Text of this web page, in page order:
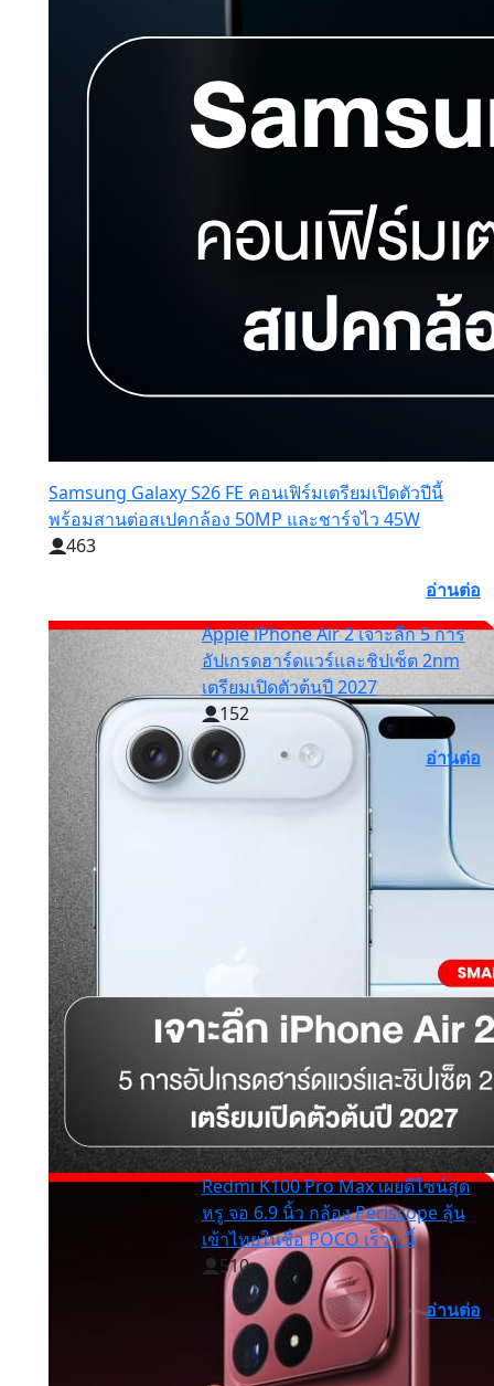
Samsung Galaxy S26 FE คอนเฟิร์มเตรียมเปิดตัวปีนี้
พร้อมสานต่อสเปคกล้อง 50MP และชาร์จไว 45W
463
อ่านต่อ
Apple iPhone Air 2 เจาะลึก 5 การ
อัปเกรดฮาร์ดแวร์และชิปเซ็ต 2nm
เตรียมเปิดตัวต้นปี 2027
152
อ่านต่อ
Redmi K100 Pro Max เผยดีไซน์สุด
หรู จอ 6.9 นิ้ว กล้อง Periscope ลุ้น
เข้าไทยในชื่อ POCO เร็วๆ นี้
510
อ่านต่อ